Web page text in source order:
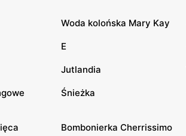
Woda kolońska Mary Kay
E
Jutlandia
Śnieżka
Bombonierka Cherrissimo